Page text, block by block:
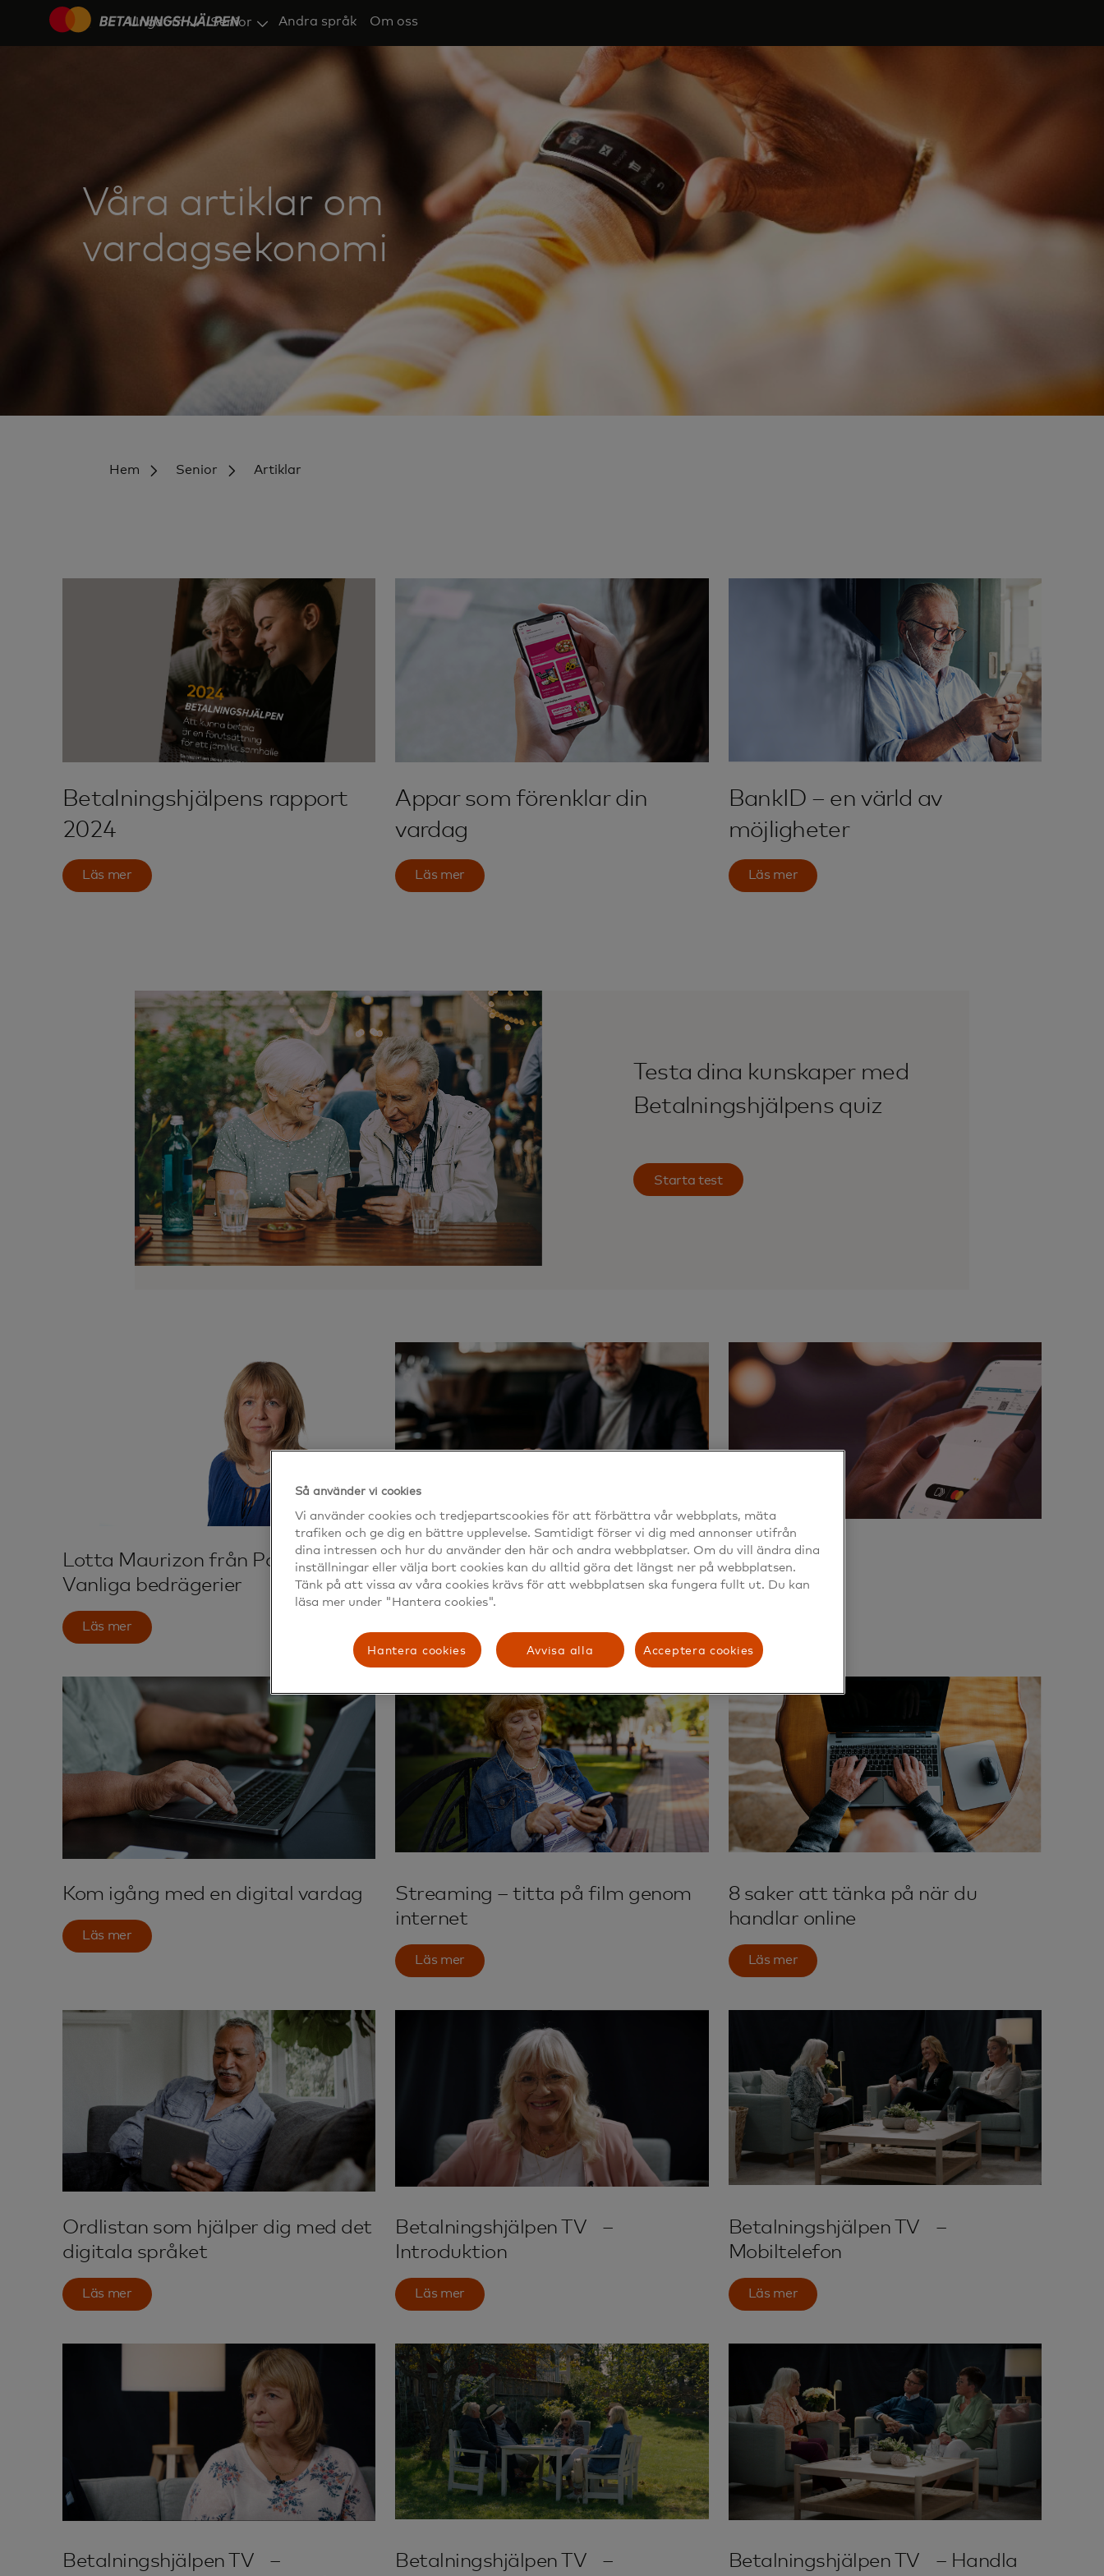
Ungdom Senior Andra språk Om oss
Våra artiklar om
vardagsekonomi
Hem Senior Artiklar
Betalningshjälpens rapport
2024
Läs mer
Appar som förenklar din
vardag
Läs mer
BankID – en värld av
möjligheter
Läs mer
Testa dina kunskaper med
Betalningshjälpens quiz
Starta test
Lotta Maurizon från Polisen –
Vanliga bedrägerier
Läs mer
Lösenordshanterare
Läs mer
Click To Pay
Kom igång med en digital vardag
Läs mer
Streaming – titta på film genom
internet
Läs mer
8 saker att tänka på när du
handlar online
Läs mer
Ordlistan som hjälper dig med det
digitala språket
Läs mer
Betalningshjälpen TV –
Introduktion
Läs mer
Betalningshjälpen TV –
Mobiltelefon
Läs mer
Betalningshjälpen TV –
Betalningshjälpen TV –
Betalningshjälpen TV – Handla
Så använder vi cookies
Vi använder cookies och tredjepartscookies för att förbättra vår webbplats, mäta
trafiken och ge dig en bättre upplevelse. Samtidigt förser vi dig med annonser utifrån
dina intressen och hur du använder den här och andra webbplatser. Om du vill ändra dina
inställningar eller välja bort cookies kan du alltid göra det längst ner på webbplatsen.
Tänk på att vissa av våra cookies krävs för att webbplatsen ska fungera fullt ut. Du kan
läsa mer under "Hantera cookies".
Hantera cookies Avvisa alla Acceptera cookies